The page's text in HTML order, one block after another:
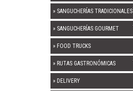
» SANGUCHERÍAS TRADICIONALES
» SANGUCHERÍAS GOURMET
» FOOD TRUCKS
» RUTAS GASTRONÓMICAS
» DELIVERY